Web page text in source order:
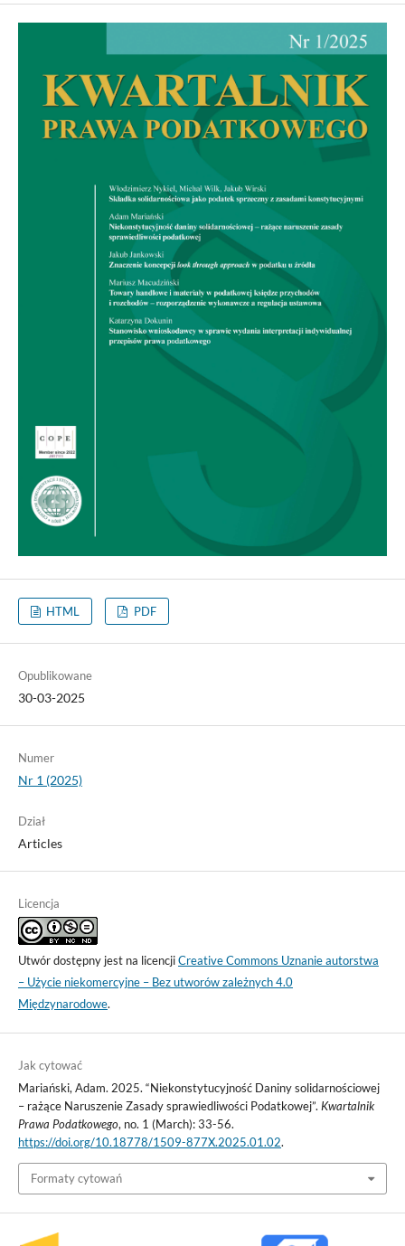
HTML PDF
Opublikowane
30-03-2025
Numer
Nr 1 (2025)
Dział
Articles
Licencja
Utwór dostępny jest na licencjiCreative Commons Uznanie autorstwa
– Użycie niekomercyjne – Bez utworów zależnych 4.0
Międzynarodowe.
Jak cytować
Mariański, Adam. 2025. “Niekonstytucyjność Daniny solidarnościowej
– rażące Naruszenie Zasady sprawiedliwości Podatkowej”. Kwartalnik
Prawa Podatkowego, no. 1 (March): 33-56.
https://doi.org/10.18778/1509-877X.2025.01.02.
Formaty cytowań